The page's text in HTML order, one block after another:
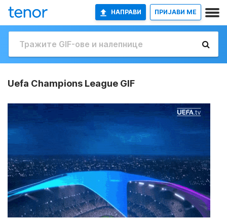
НАПРАВИ ПРИЈАВИ МЕ
Uefa Champions League GIF